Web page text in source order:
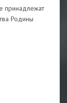
принадлежат
Родины